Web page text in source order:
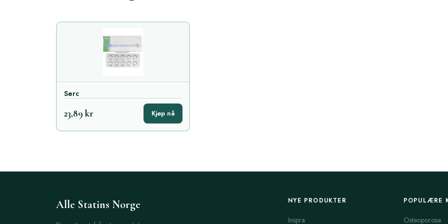
Serc
23,89 kr Kjøp nå
Alle Statins Norge NYE PRODUKTER
Inspra
POPULÆRE
Osteoporose